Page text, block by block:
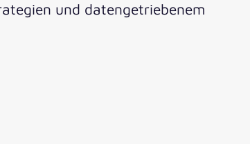
und datengetriebenem